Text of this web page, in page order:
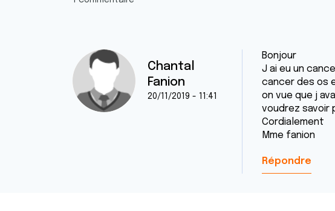
Chantal
Fanion
20/11/2019 - 11:41
Bonjour
J ai eu un
cancer des os
on vue que j
voudrez savoir
Cordialement
Mme fanion
Répondre